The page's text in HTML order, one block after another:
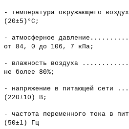
- температура окружающего
(20±5)°С;
- атмосферное
от 84, 0 до 106, 7 кПа;
- влажность воздуха
не более 80%;
- напряжение в питающей
(220±10) В;
- частота переменного тока в
(50±1) Гц